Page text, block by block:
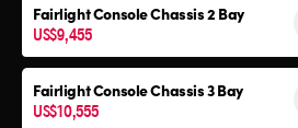
Fairlight ConsoleChassis 2 Bay
US$9,455
Fairlight ConsoleChassis 3 Bay
US$10,555